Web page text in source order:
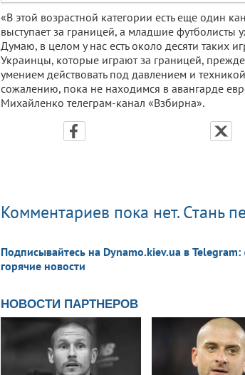
«В этой возрастной категории есть еще один
выступает за границей, а младшие
Думаю, в целом у нас есть около десяти таких
Украинцы, которые играют за границей,
умением действовать под давлением и
сожалению, пока не находимся в авангарде
Михайленко телеграм-канал «Взбирна».
Комментариев пока нет. Стань
Подписывайтесь на Dynamo.kiev.ua в
горячие новости